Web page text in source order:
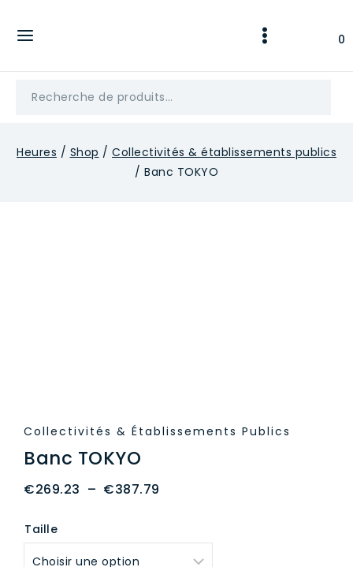
0
Recherche
Heures / Shop / Collectivités & établissements publics
/ Banc TOKYO
Collectivités & Établissements Publics
Banc TOKYO
€269.23 – €387.79
€269.23
Taille